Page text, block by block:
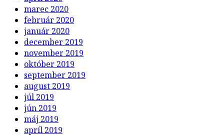
marec 2020
február 2020
január 2020
december 2019
november 2019
október 2019
september 2019
august 2019
júl 2019
jún 2019
máj 2019
apríl 2019